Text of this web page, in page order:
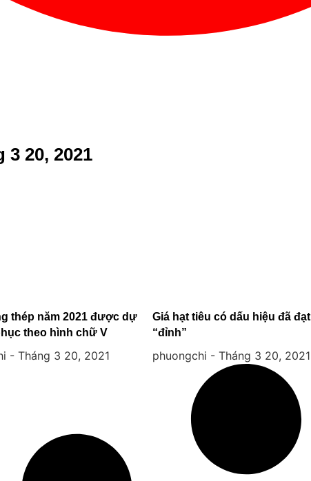
3 20, 2021
thép năm 2021 được dự
theo hình chữ V
Tháng 3 20, 2021
Giá hạt tiêu có dấu hiệu đã đạt
“đỉnh”
phuongchi Tháng 3 20, 2021